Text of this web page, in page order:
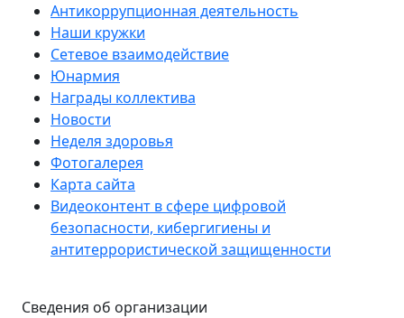
Антикоррупционная деятельность
Наши кружки
Сетевое взаимодействие
Юнармия
Награды коллектива
Новости
Неделя здоровья
Фотогалерея
Карта сайта
Видеоконтент в сфере цифровой
безопасности, кибергигиены и
антитеррористической защищенности
Сведения об организации